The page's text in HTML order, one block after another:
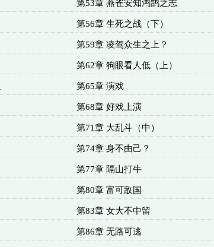
第53章 燕雀安知鸿鹄之志
第56章 生死之战（下）
第59章 凌驾众生之上？
第62章 狗眼看人低（上）
第65章 演戏
第68章 好戏上演
第71章 大乱斗（中）
第74章 身不由己？
第77章 隔山打牛
第80章 富可敌国
第83章 女大不中留
第86章 无路可逃